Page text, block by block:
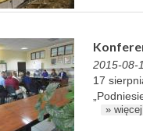
2015-08-
17
» więcej